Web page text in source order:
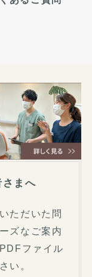
まへ
ただいた問
ズなご案内
ファイル
い。